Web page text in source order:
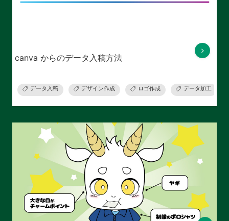
canva からのデータ入稿方法
データ入稿 デザイン作成 ロゴ作成 データ加工